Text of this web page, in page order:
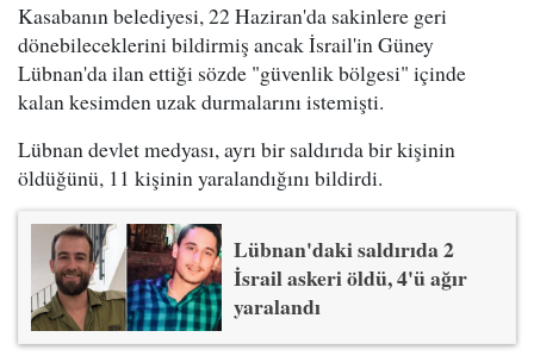
Kasabanın belediyesi, 22 Haziran'da sakinlere geri
dönebileceklerini bildirmiş ancak İsrail'in Güney
Lübnan'da ilan ettiği sözde "güvenlik bölgesi" içinde
kalan kesimden uzak durmalarını istemişti.
Lübnan devlet medyası, ayrı bir saldırıda bir kişinin
öldüğünü, 11 kişinin yaralandığını bildirdi.
Lübnan'daki saldırıda 2
İsrail askeri öldü, 4'ü ağır
yaralandı